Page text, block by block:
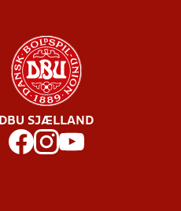
DBU SJÆLLAND